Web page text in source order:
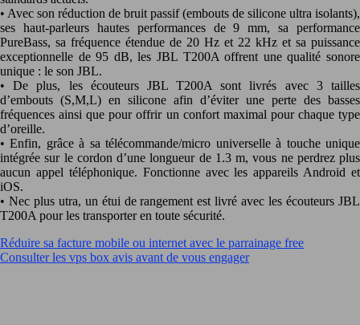
• Avec son réduction de bruit passif (embouts de silicone ultra isolants),
ses haut-parleurs hautes performances de 9 mm, sa performance
PureBass, sa fréquence étendue de 20 Hz et 22 kHz et sa puissance
exceptionnelle de 95 dB, les JBL T200A offrent une qualité sonore
unique : le son JBL.
• De plus, les écouteurs JBL T200A sont livrés avec 3 tailles
d’embouts (S,M,L) en silicone afin d’éviter une perte des basses
fréquences ainsi que pour offrir un confort maximal pour chaque type
d’oreille.
• Enfin, grâce à sa télécommande/micro universelle à touche unique
intégrée sur le cordon d’une longueur de 1.3 m, vous ne perdrez plus
aucun appel téléphonique. Fonctionne avec les appareils Android et
iOS.
• Nec plus utra, un étui de rangement est livré avec les écouteurs JBL
T200A pour les transporter en toute sécurité.
Réduire sa facture mobile ou internet avec le parrainage free
Consulter les vps box avis avant de vous engager